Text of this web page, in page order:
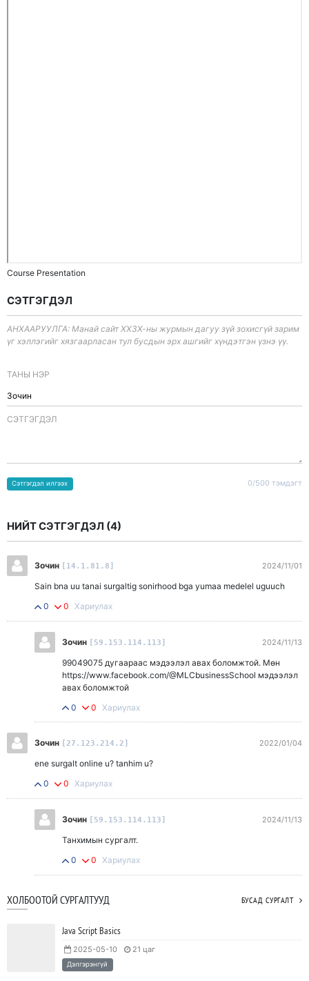
Course Presentation
СЭТГЭГДЭЛ
АНХААРУУЛГА: Манай сайт ХХЗХ-ны журмын дагуу зүй зохисгүй зарим
үг хэллэгийг хязгаарласан тул бусдын эрх ашгийг хүндэтгэн үзнэ үү.
ТАНЫ НЭР
CЭТГЭГДЭЛ
0/500 тэмдэгт
Сэтгэгдэл илгээх
НИЙТ СЭТГЭГДЭЛ (4)
Зочин [14.1.81.8] 2024/11/01
Sain bna uu tanai surgaltig sonirhood bga yumaa medelel uguuch
0
0 Хариулах
Зочин [59.153.114.113] 2024/11/13
99049075 дугаараас мэдээлэл авах боломжтой. Мөн
https://www.facebook.com/@MLCbusinessSchool мэдээлэл
авах боломжтой
0
0 Хариулах
Зочин [27.123.214.2] 2022/01/04
ene surgalt online u? tanhim u?
0
0 Хариулах
Зочин [59.153.114.113] 2024/11/13
Танхимын сургалт.
0
0 Хариулах
ХОЛБООТОЙ СУРГАЛТУУД БУСАД СУРГАЛТ
Java Script Basics
2025-05-10 21 цаг
Дэлгэрэнгүй